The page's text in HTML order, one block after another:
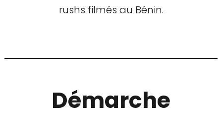
rushs filmés au Bénin.
Démarche